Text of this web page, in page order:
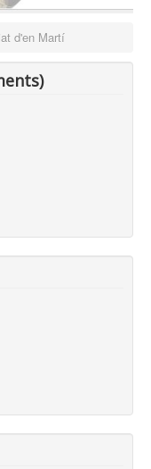
d'en Martí